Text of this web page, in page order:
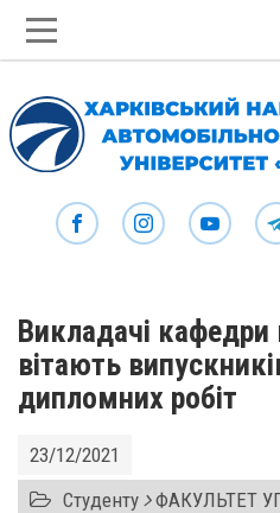
Викладачі
вітають
дипломних робіт
23/12/2021
Студенту ФАКУЛЬТЕТ